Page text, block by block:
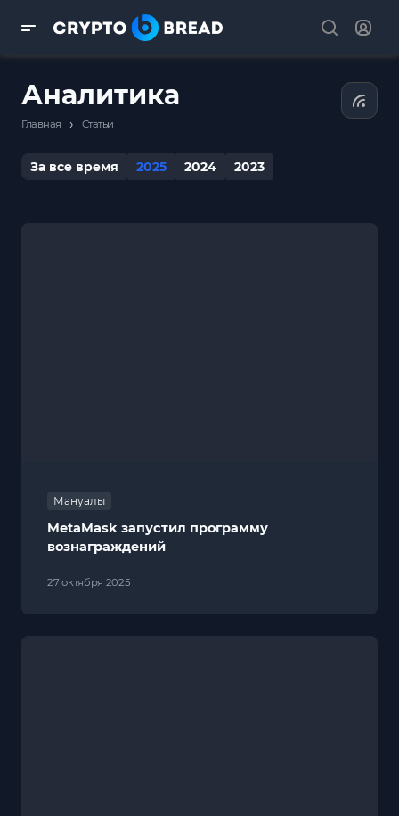
Аналитика
Главная › Статьи
За все время 2025 2024 2023
Мануалы
27 октября 2025
MetaMask запустил программу
вознаграждений